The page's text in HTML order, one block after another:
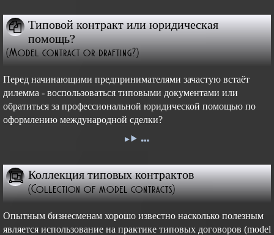
Типовой контракт или юридическая
помощь?
(Model contract or drafting?)
Перед начинающими предпринимателями зачастую встаёт
дилемма - воспользоваться типовыми документами или
обратиться за профессиональной юридической помощью по
оформлению международной сделки?
Коллекция типовых контрактов
(Collection of model contracts)
Опытным бизнесменам хорошо известно насколько полезным
является использование на практике типовых договоров (model